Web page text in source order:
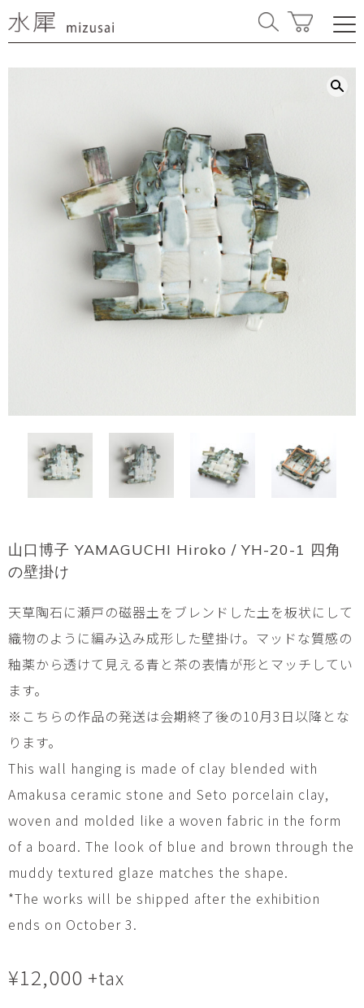
山口博子 YAMAGUCHI Hiroko / YH-20-1 四角
の壁掛け
天草陶石に瀬戸の磁器土をブレンドした土を板状にして
織物のように編み込み成形した壁掛け。マッドな質感の
釉薬から透けて見える青と茶の表情が形とマッチしてい
ます。
※こちらの作品の発送は会期終了後の10月3日以降とな
ります。
This wall hanging is made of clay blended with
Amakusa ceramic stone and Seto porcelain clay,
woven and molded like a woven fabric in the form
of a board. The look of blue and brown through the
muddy textured glaze matches the shape.
*The works will be shipped after the exhibition
ends on October 3.
¥12,000 +tax